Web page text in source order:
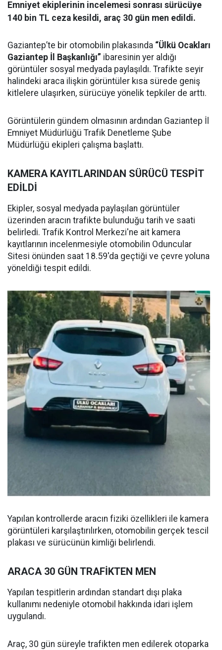
Emniyet ekiplerinin incelemesi sonrası sürücüye
140 bin TL ceza kesildi, araç 30 gün men edildi.
Gaziantep’te bir otomobilin plakasında “Ülkü Ocakları
Gaziantep İl Başkanlığı” ibaresinin yer aldığı
görüntüler sosyal medyada paylaşıldı. Trafikte seyir
halindeki araca ilişkin görüntüler kısa sürede geniş
kitlelere ulaşırken, sürücüye yönelik tepkiler de arttı.
Görüntülerin gündem olmasının ardından Gaziantep İl
Emniyet Müdürlüğü Trafik Denetleme Şube
Müdürlüğü ekipleri çalışma başlattı.
KAMERA KAYITLARINDAN SÜRÜCÜ TESPİT
EDİLDİ
Ekipler, sosyal medyada paylaşılan görüntüler
üzerinden aracın trafikte bulunduğu tarih ve saati
belirledi. Trafik Kontrol Merkezi'ne ait kamera
kayıtlarının incelenmesiyle otomobilin Oduncular
Sitesi önünden saat 18.59'da geçtiği ve çevre yoluna
yöneldiği tespit edildi.
Yapılan kontrollerde aracın fiziki özellikleri ile kamera
görüntüleri karşılaştırılırken, otomobilin gerçek tescil
plakası ve sürücünün kimliği belirlendi.
ARACA 30 GÜN TRAFİKTEN MEN
Yapılan tespitlerin ardından standart dışı plaka
kullanımı nedeniyle otomobil hakkında idari işlem
uygulandı.
Araç, 30 gün süreyle trafikten men edilerek otoparka